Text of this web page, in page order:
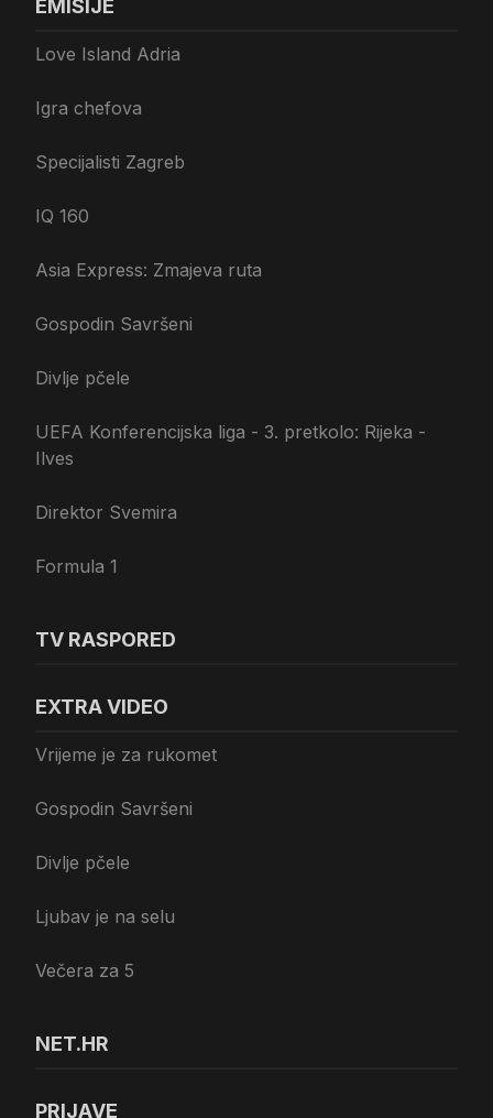
EMISIJE
Love Island Adria
Igra chefova
Specijalisti Zagreb
IQ 160
Asia Express: Zmajeva ruta
Gospodin Savršeni
Divlje pčele
UEFA Konferencijska liga - 3. pretkolo: Rijeka -
Ilves
Direktor Svemira
Formula 1
TV RASPORED
EXTRA VIDEO
Vrijeme je za rukomet
Gospodin Savršeni
Divlje pčele
Ljubav je na selu
Večera za 5
NET.HR
PRIJAVE